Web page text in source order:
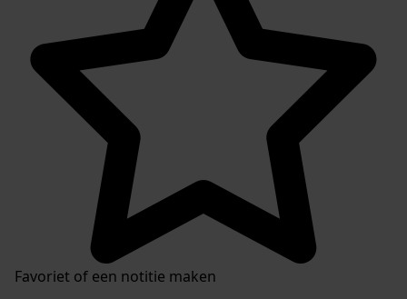
Favoriet of een notitie maken